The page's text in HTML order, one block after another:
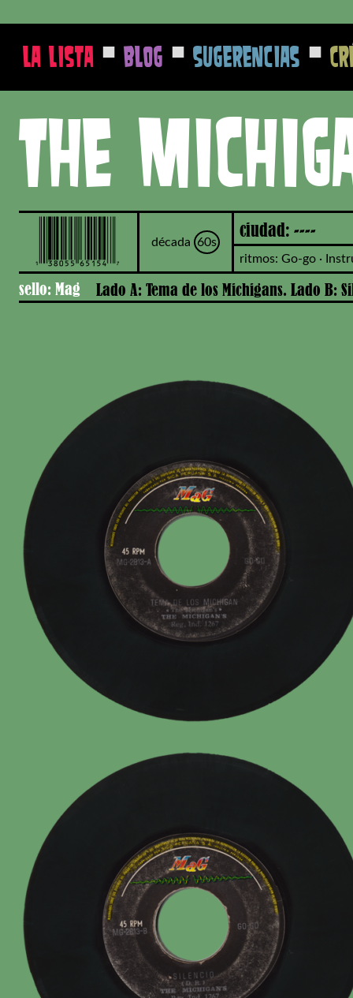
La Lista ■ Blog ■ Sugerencias ■
The
década 60s
ciudad: ----
ritmos: Go-go ·
sello: Mag Lado A: Tema de los Michigans. Lado B: